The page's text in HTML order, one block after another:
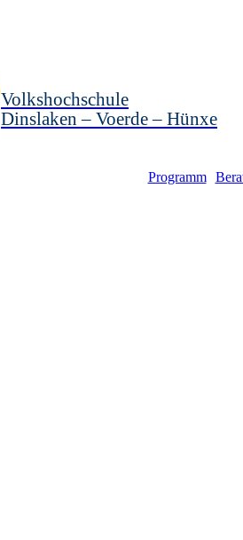
Volkshochschule
Dinslaken – Voerde – Hünxe
Programm